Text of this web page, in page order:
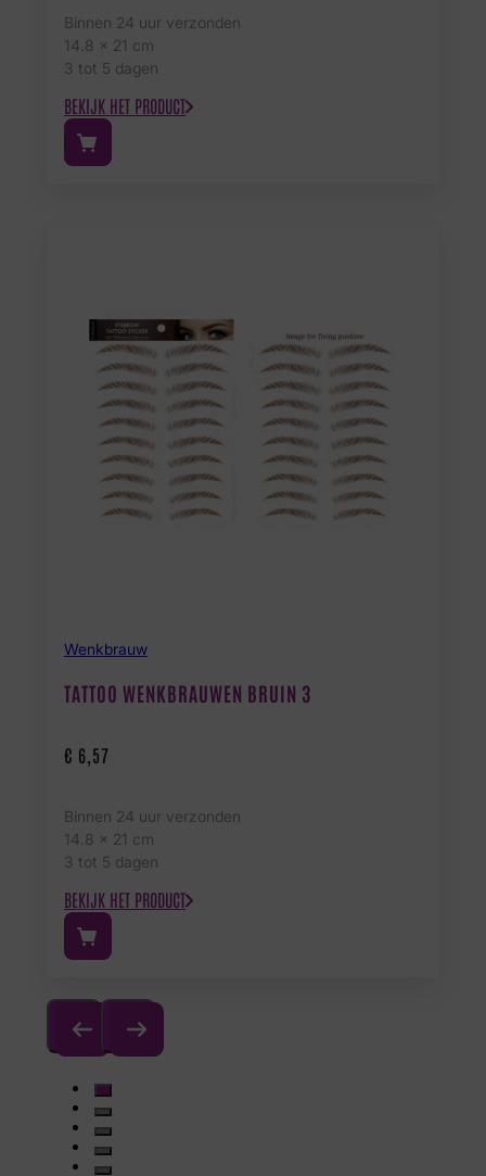
Binnen 24 uur verzonden
14.8 x 21 cm
3 tot 5 dagen
BEKIJK HET PRODUCT
Wenkbrauw
TATTOO WENKBRAUWEN BRUIN 3
€ 6,57
Binnen 24 uur verzonden
14.8 x 21 cm
3 tot 5 dagen
BEKIJK HET PRODUCT